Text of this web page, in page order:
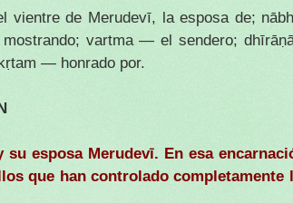
de Merudevī, la esposa de;
vartma — el sendero;
— honrado por.
esposa Merudevī. En esa
que han controlado completamente